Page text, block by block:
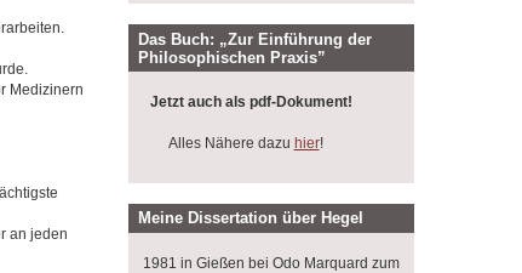
Medizinern
an jeden
Das Buch: „Zur Einführung der
Philosophischen Praxis”
Jetzt auch als pdf-Dokument!
Alles Nähere dazu hier!
Meine Dissertation über Hegel
1981 in Gießen bei Odo Marquard zum